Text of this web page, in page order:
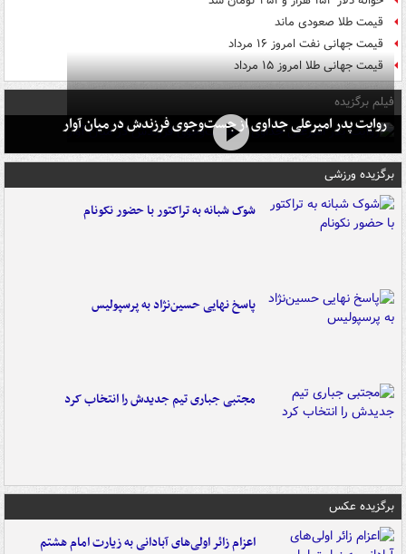
قیمت طلا صعودی ماند
قیمت جهانی نفت امروز ۱۶ مرداد
قیمت جهانی طلا امروز ۱۵ مرداد
فیلم برگزیده
روایت پدر امیرعلی جداوی از جست‌وجوی فرزندش در میان آوار
برگزیده ورزشی
شوک شبانه به تراکتور با حضور نکونام
پاسخ نهایی حسین‌نژاد به پرسپولیس
مجتبی جباری تیم جدیدش را انتخاب کرد
برگزیده عکس
اعزام زائر اولی‌های آبادانی به زیارت امام هشتم